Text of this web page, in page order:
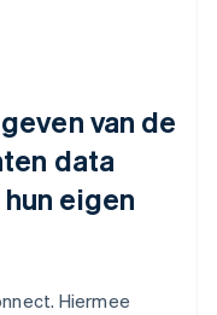
van de
data
eigen
Hiermee